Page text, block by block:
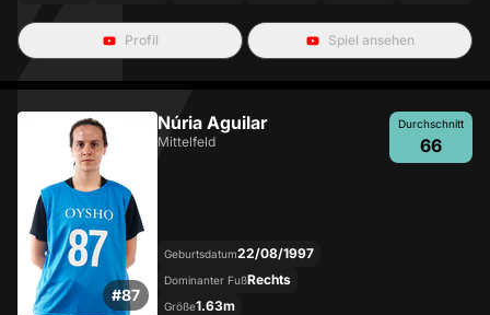
Profil Spiel ansehen
#87
Núria Aguilar
Mittelfeld
Durchschnitt
66
Geburtsdatum22/08/1997
Dominanter FußRechts
Größe1.63m